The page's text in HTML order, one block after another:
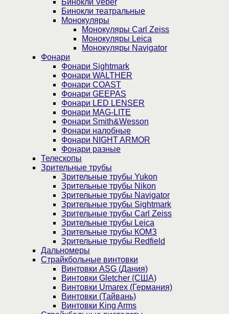
Бинокли Veber
Бинокли театральные
Монокуляры
Монокуляры Carl Zeiss
Монокуляры Leica
Монокуляры Navigator
Фонари
Фонари Sightmark
Фонари WALTHER
Фонари COAST
Фонари GEEPAS
Фонари LED LENSER
Фонари MAG-LITE
Фонари Smith&Wesson
Фонари налобные
Фонари NIGHT ARMOR
Фонари разные
Телескопы
Зрительные трубы
Зрительные трубы Yukon
Зрительные трубы Nikon
Зрительные трубы Navigator
Зрительные трубы Sightmark
Зрительные трубы Carl Zeiss
Зрительные трубы Leica
Зрительные трубы КОМЗ
Зрительные трубы Redfield
Дальномеры
Страйкбольные винтовки
Винтовки ASG (Дания)
Винтовки Gletcher (США)
Винтовки Umarex (Германия)
Винтовки (Тайвань)
Винтовки King Arms